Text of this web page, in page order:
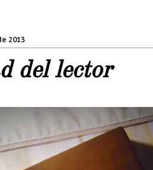
2013
del lector